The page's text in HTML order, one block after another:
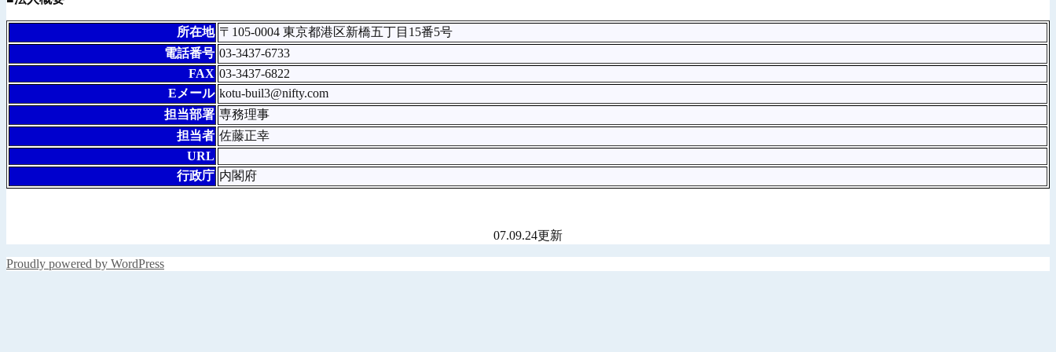
所在地 〒105-0004 東京都港区新橋五丁目15番5号
電話番号 03-3437-6733
FAX 03-3437-6822
Eメール kotu-buil3@nifty.com
担当部署 専務理事
担当者 佐藤正幸
URL
行政庁 内閣府
07.09.24更新
Proudly powered by WordPress